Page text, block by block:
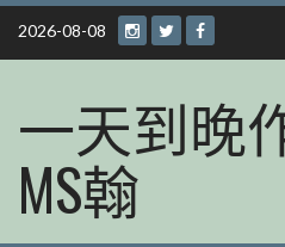
Skip
content
2026-08-08
一天到晚
MS翰